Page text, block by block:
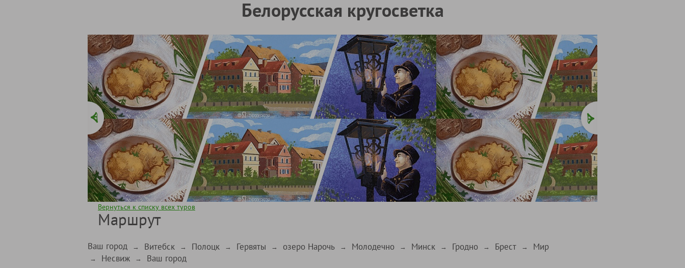
Белорусская кругосветка
Вернуться к списку всех туров
Маршрут
Ваш город → Витебск → Полоцк → Гервяты → озеро Нарочь → Молодечно → Минск → Гродно → Брест → Мир
→ Несвиж → Ваш город